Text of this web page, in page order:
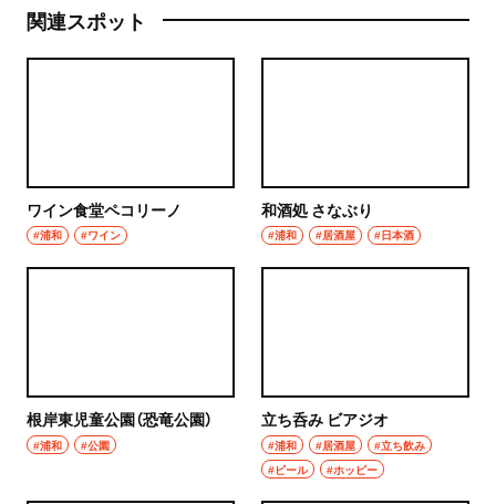
関連スポット
ワイン食堂ペコリーノ
#浦和 #ワイン
和酒処 さなぶり
#浦和 #居酒屋 #日本酒
根岸東児童公園（恐竜公園）
#浦和 #公園
立ち呑み ビアジオ
#浦和 #居酒屋
#立ち飲み
#ビール
#ホッピー